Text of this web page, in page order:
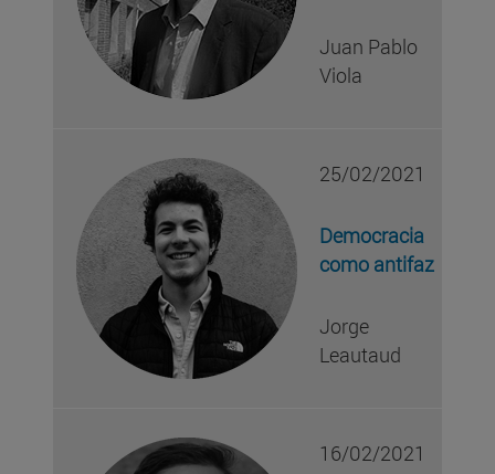
Juan Pablo
Viola
25/02/2021
Democracia
como antifaz
Jorge
Leautaud
16/02/2021